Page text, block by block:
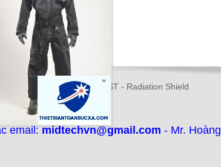
ENSEMBLE Xuất xứ: RST - Radiation Shield
email: midtechvn@gmail.com - Mr. Hoàng